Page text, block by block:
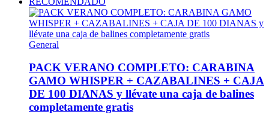
General
PACK VERANO COMPLETO: CARABINA
GAMO WHISPER + CAZABALINES + CAJA
DE 100 DIANAS y llévate una caja de balines
completamente gratis